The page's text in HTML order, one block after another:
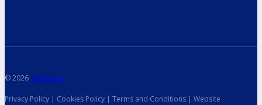
© 2026 spetsvoin
Privacy Policy | Cookies Policy | Terms and Conditions | Website